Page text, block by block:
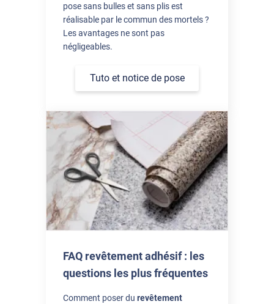
pose sans bulles et sans plis est
réalisable par le commun des mortels ?
Les avantages ne sont pas
négligeables.
Tuto et notice de pose
FAQ revêtement adhésif : les
questions les plus fréquentes
Comment poser du revêtement